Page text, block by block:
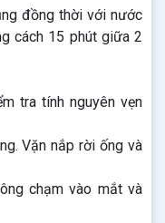
đồng thời với nước
cách 15 phút giữa 2
tra tính nguyên vẹn
Vặn nắp rời ống và
chạm vào mắt và